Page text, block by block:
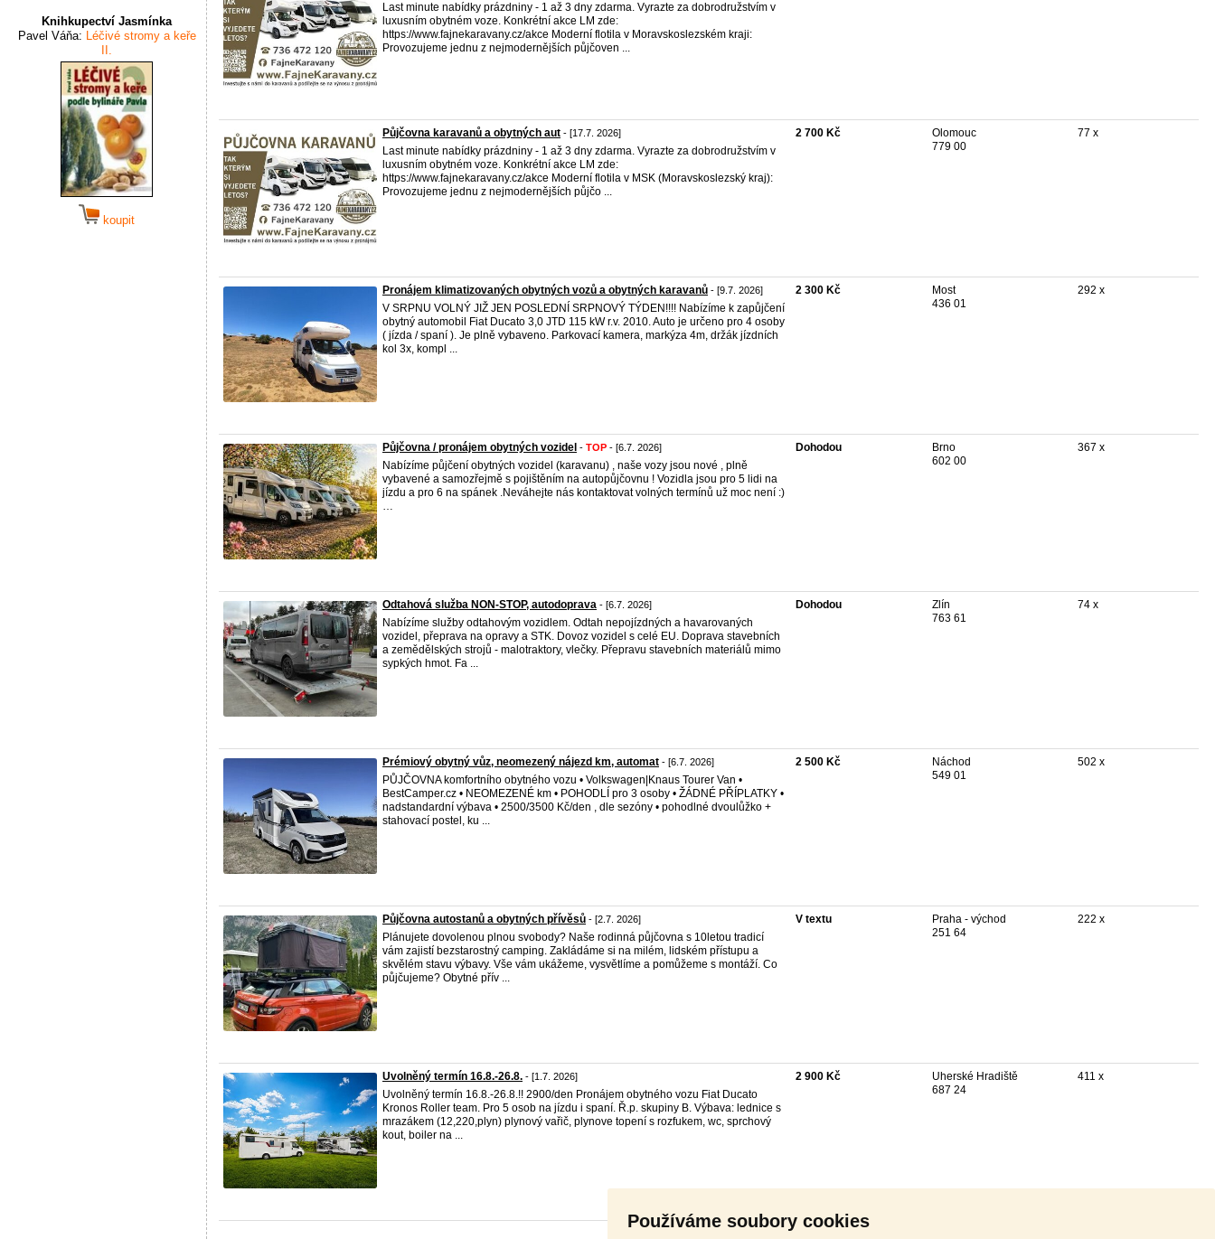
Používáme soubory cookies
Knihkupectví Jasmínka
Pavel Váňa: Léčivé stromy a keře
II.
koupit
Last minute nabídky prázdniny - 1 až 3 dny zdarma. Vyrazte za dobrodružstvím v
luxusním obytném voze. Konkrétní akce LM zde:
https://www.fajnekaravany.cz/akce Moderní flotila v Moravskoslezském kraji:
Provozujeme jednu z nejmodernějších půjčoven ...
Půjčovna karavanů a obytných aut - [17.7. 2026]
Last minute nabídky prázdniny - 1 až 3 dny zdarma. Vyrazte za dobrodružstvím v
luxusním obytném voze. Konkrétní akce LM zde:
https://www.fajnekaravany.cz/akce Moderní flotila v MSK (Moravskoslezský kraj):
Provozujeme jednu z nejmodernějších půjčo ...
2 700 Kč
Olomouc
779 00
77 x
Pronájem klimatizovaných obytných vozů a obytných karavanů - [9.7. 2026]
V SRPNU VOLNÝ JIŽ JEN POSLEDNÍ SRPNOVÝ TÝDEN!!!! Nabízíme k zapůjčení
obytný automobil Fiat Ducato 3,0 JTD 115 kW r.v. 2010. Auto je určeno pro 4 osoby
( jízda / spaní ). Je plně vybaveno. Parkovací kamera, markýza 4m, držák jízdních
kol 3x, kompl ...
2 300 Kč
Most
436 01
292 x
Půjčovna / pronájem obytných vozidel - TOP - [6.7. 2026]
Nabízíme půjčení obytných vozidel (karavanu) , naše vozy jsou nové , plně
vybavené a samozřejmě s pojištěním na autopůjčovnu ! Vozidla jsou pro 5 lidi na
jízdu a pro 6 na spánek .Neváhejte nás kontaktovat volných termínů už moc není :)
…
Dohodou
Brno
602 00
367 x
Odtahová služba NON-STOP, autodoprava - [6.7. 2026]
Nabízíme služby odtahovým vozidlem. Odtah nepojízdných a havarovaných
vozidel, přeprava na opravy a STK. Dovoz vozidel s celé EU. Doprava stavebních
a zemědělských strojů - malotraktory, vlečky. Přepravu stavebních materiálů mimo
sypkých hmot. Fa ...
Dohodou
Zlín
763 61
74 x
Prémiový obytný vůz, neomezený nájezd km, automat - [6.7. 2026]
PŮJČOVNA komfortního obytného vozu • Volkswagen|Knaus Tourer Van •
BestCamper.cz • NEOMEZENÉ km • POHODLÍ pro 3 osoby • ŽÁDNÉ PŘÍPLATKY •
nadstandardní výbava • 2500/3500 Kč/den , dle sezóny • pohodlné dvoulůžko +
stahovací postel, ku ...
2 500 Kč
Náchod
549 01
502 x
Půjčovna autostanů a obytných přívěsů - [2.7. 2026]
Plánujete dovolenou plnou svobody? Naše rodinná půjčovna s 10letou tradicí
vám zajistí bezstarostný camping. Zakládáme si na milém, lidském přístupu a
skvělém stavu výbavy. Vše vám ukážeme, vysvětlíme a pomůžeme s montáží. Co
půjčujeme? Obytné přív ...
V textu
Praha - východ
251 64
222 x
Uvolněný termín 16.8.-26.8. - [1.7. 2026]
Uvolněný termín 16.8.-26.8.!! 2900/den Pronájem obytného vozu Fiat Ducato
Kronos Roller team. Pro 5 osob na jízdu i spaní. Ř.p. skupiny B. Výbava: lednice s
mrazákem (12,220,plyn) plynový vařič, plynove topení s rozfukem, wc, sprchový
kout, boiler na ...
2 900 Kč
Uherské Hradiště
687 24
411 x